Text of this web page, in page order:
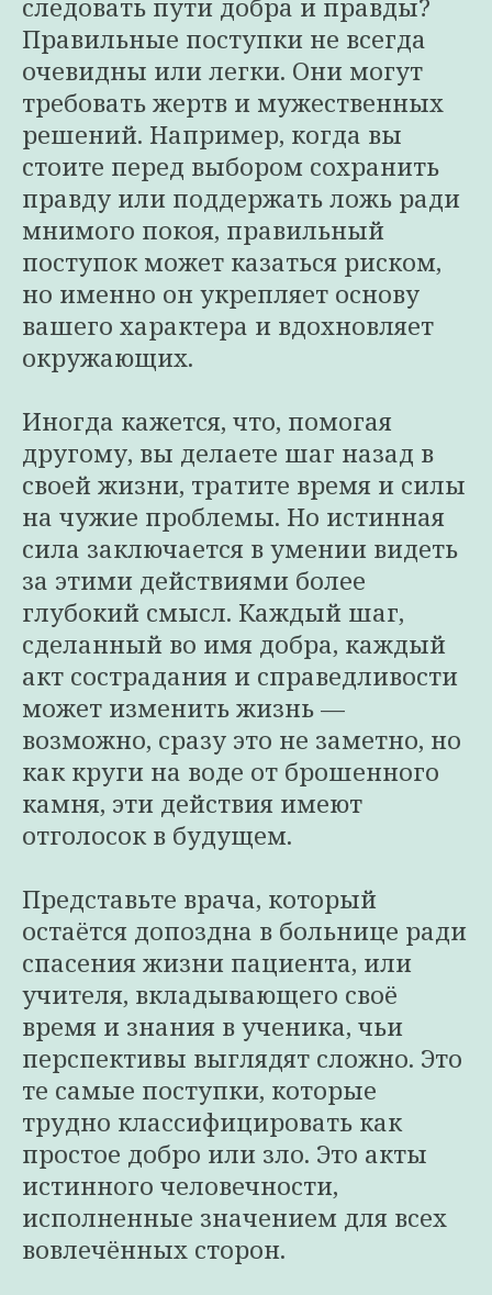
следовать пути добра и правды?
Правильные поступки не всегда
очевидны или легки. Они могут
требовать жертв и мужественных
решений. Например, когда вы
стоите перед выбором сохранить
правду или поддержать ложь ради
мнимого покоя, правильный
поступок может казаться риском,
но именно он укрепляет основу
вашего характера и вдохновляет
окружающих.
Иногда кажется, что, помогая
другому, вы делаете шаг назад в
своей жизни, тратите время и силы
на чужие проблемы. Но истинная
сила заключается в умении видеть
за этими действиями более
глубокий смысл. Каждый шаг,
сделанный во имя добра, каждый
акт сострадания и справедливости
может изменить жизнь —
возможно, сразу это не заметно, но
как круги на воде от брошенного
камня, эти действия имеют
отголосок в будущем.
Представьте врача, который
остаётся допоздна в больнице ради
спасения жизни пациента, или
учителя, вкладывающего своё
время и знания в ученика, чьи
перспективы выглядят сложно. Это
те самые поступки, которые
трудно классифицировать как
простое добро или зло. Это акты
истинного человечности,
исполненные значением для всех
вовлечённых сторон.